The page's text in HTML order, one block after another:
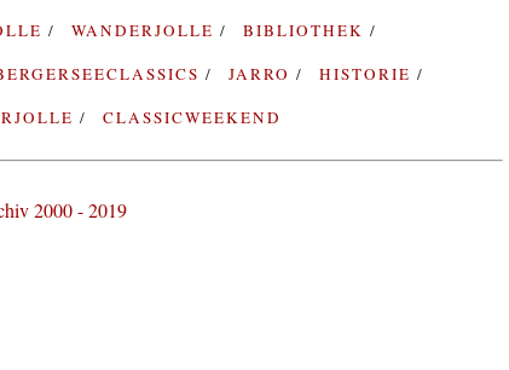
WANDERJOLLE
BIBLIOTHEK
JARRO
HISTORIE
CLASSICWEEKEND
2000 - 2019